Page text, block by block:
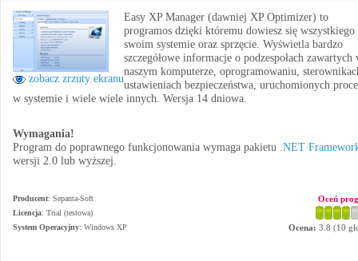
zobacz zrzuty ekranu
Easy XP Manager (dawniej XP Optimizer) to
programos dzięki któremu dowiesz się wszystkiego
swoim systemie oraz sprzęcie. Wyświetla bardzo
szczegółowe informacje o podzespołach zawartych
naszym komputerze, oprogramowaniu,
ustawieniach bezpieczeństwa, uruchomionych
w systemie i wiele wiele innych. Wersja 14 dniowa.
Wymagania!
Program do poprawnego funkcjonowania wymaga pakietu .NET
wersji 2.0 lub wyższej.
Producent: Sepanta-Soft
Licencja: Trial (testowa)
System Operacyjny: Windows XP
Oceń
Ocena: 3.8 (10